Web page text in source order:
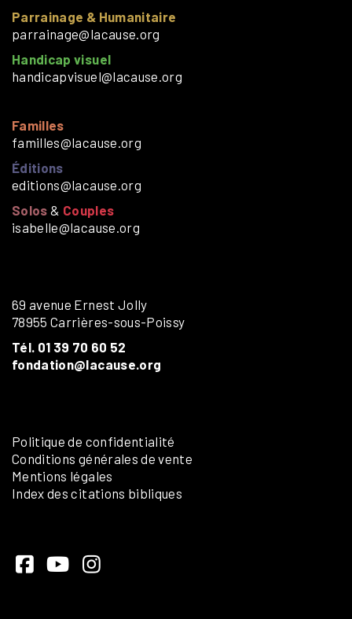
Parrainage & Humanitaire
parrainage@lacause.org
Handicap visuel
handicapvisuel@lacause.org
Familles
familles@lacause.org
Éditions
editions@lacause.org
Solos & Couples
isabelle@lacause.org
69 avenue Ernest Jolly
78955 Carrières-sous-Poissy
Tél. 01 39 70 60 52
fondation@lacause.org
Politique de confidentialité
Conditions générales de vente
Mentions légales
Index des citations bibliques